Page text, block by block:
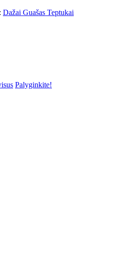
Dažai Guašas Teptukai
Palyginkite!